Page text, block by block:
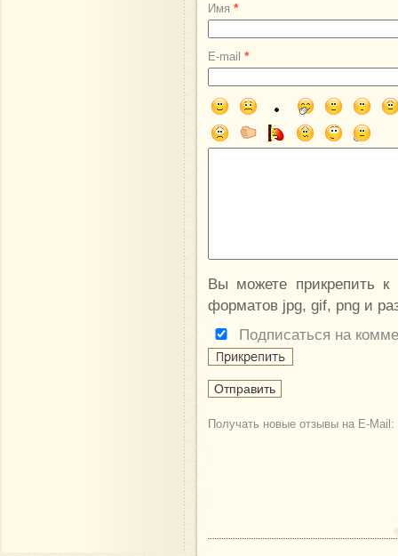
Имя *
E-mail *
Вы можете прикрепить
форматов jpg, gif, png и
Подписаться на
Получать новые отзывы на E-Mail: